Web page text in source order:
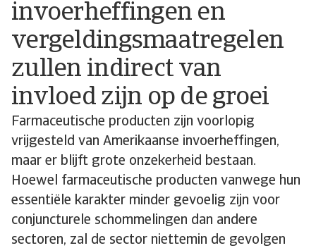
invoerheffingen en
vergeldingsmaatregelen
zullen indirect van
invloed zijn op de groei
Farmaceutische producten zijn voorlopig
vrijgesteld van Amerikaanse invoerheffingen,
maar er blijft grote onzekerheid bestaan.
Hoewel farmaceutische producten vanwege hun
essentiële karakter minder gevoelig zijn voor
conjuncturele schommelingen dan andere
sectoren, zal de sector niettemin de gevolgen